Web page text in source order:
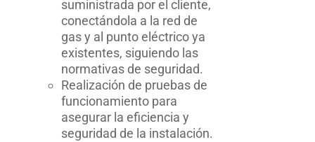
suministrada por el cliente,
conectándola a la red de
gas y al punto eléctrico ya
existentes, siguiendo las
normativas de seguridad.
Realización de pruebas de
funcionamiento para
asegurar la eficiencia y
seguridad de la instalación.